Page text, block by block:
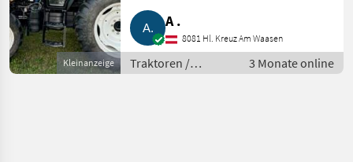
Kleinanzeige
Klima, Heizung, 40 km/h, 12/12
Gang, 2 x dw, Allrad und ZW el.-
hydr. zuschaltbar, Grammer
Komfortsitz, Radi
A .
8081 Hl. Kreuz Am Waasen
Traktoren /
Standard
3 Monate online